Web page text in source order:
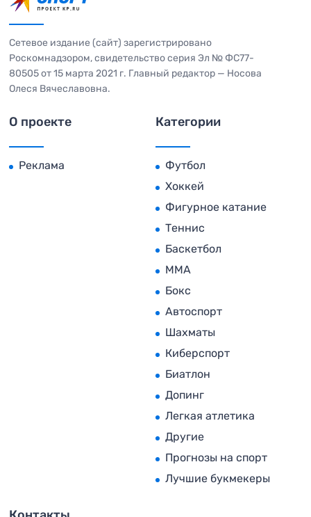
Сетевое издание (сайт) зарегистрировано
Роскомнадзором, свидетельство серия Эл № ФС77-
80505 от 15 марта 2021 г. Главный редактор — Носова
Олеся Вячеславовна.
О проекте
Реклама
Категории
Футбол
Хоккей
Фигурное катание
Теннис
Баскетбол
MMA
Бокс
Автоспорт
Шахматы
Киберспорт
Биатлон
Допинг
Легкая атлетика
Другие
Прогнозы на спорт
Лучшие букмекеры